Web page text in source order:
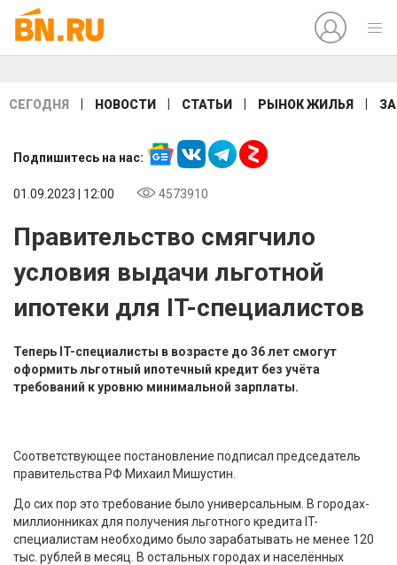
СЕГОДНЯ НОВОСТИ СТАТЬИ РЫНОК ЖИЛЬЯ
Подпишитесь на нас:
01.09.2023 | 12:00 4573910
Правительство смягчило
условия выдачи льготной
ипотеки для IT-специалистов
Теперь IT-специалисты в возрасте до 36 лет смогут
оформить льготный ипотечный кредит без учёта
требований к уровню минимальной зарплаты.
Соответствующее постановление подписал председатель
правительства РФ Михаил Мишустин.
До сих пор это требование было универсальным. В городах-
миллионниках для получения льготного кредита IT-
специалистам необходимо было зарабатывать не менее 120
тыс. рублей в месяц. В остальных городах и населённых